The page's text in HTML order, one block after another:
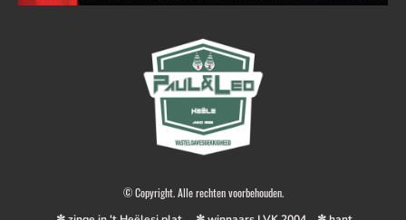
© Copyright. Alle rechten voorbehouden.